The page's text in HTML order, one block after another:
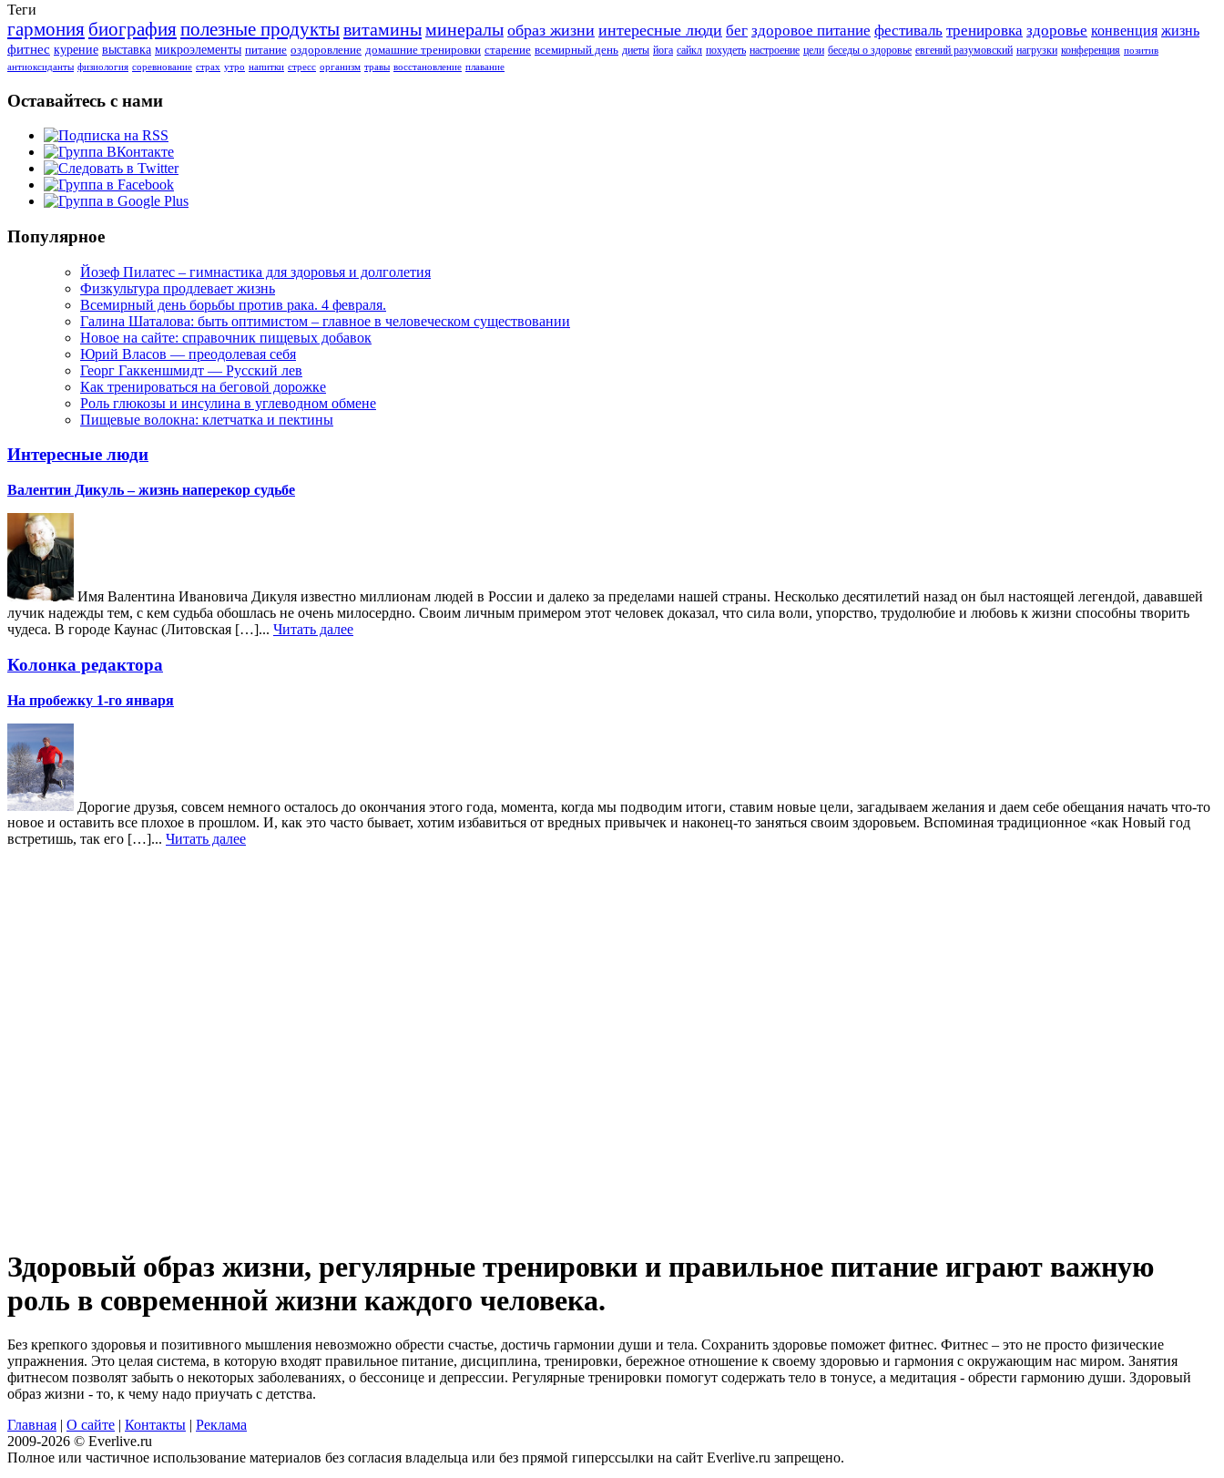
Теги
гармония биографияполезные продуктывитаминыминералы образ жизни интересные люди бег здоровое питание фестиваль тренировка здоровье конвенция жизнь
фитнес курение выставка микроэлементы питание оздоровление домашние тренировки старение всемирный день диеты йога сайкл похудеть настроение цели беседы о здоровье евгений разумовский нагрузки конференция позитив
антиоксиданты физиология соревнование страх утро напитки стресс организм травы восстановление плавание
Оставайтесь с нами
Популярное
Йозеф Пилатес – гимнастика для здоровья и долголетия
Физкультура продлевает жизнь
Всемирный день борьбы против рака. 4 февраля.
Галина Шаталова: быть оптимистом – главное в человеческом существовании
Новое на сайте: справочник пищевых добавок
Юрий Власов — преодолевая себя
Георг Гаккеншмидт — Русский лев
Как тренироваться на беговой дорожке
Роль глюкозы и инсулина в углеводном обмене
Пищевые волокна: клетчатка и пектины
Интересные люди
Валентин Дикуль – жизнь наперекор судьбе
Имя Валентина Ивановича Дикуля известно миллионам людей в России и далеко за пределами нашей страны. Несколько десятилетий назад он был настоящей легендой, дававшей
лучик надежды тем, с кем судьба обошлась не очень милосердно. Своим личным примером этот человек доказал, что сила воли, упорство, трудолюбие и любовь к жизни способны творить
чудеса. В городе Каунас (Литовская […]... Читать далее
Колонка редактора
На пробежку 1-го января
Дорогие друзья, совсем немного осталось до окончания этого года, момента, когда мы подводим итоги, ставим новые цели, загадываем желания и даем себе обещания начать что-то
новое и оставить все плохое в прошлом. И, как это часто бывает, хотим избавиться от вредных привычек и наконец-то заняться своим здоровьем. Вспоминая традиционное «как Новый год
встретишь, так его […]... Читать далее
Здоровый образ жизни, регулярные тренировки и правильное питание играют важную
роль в современной жизни каждого человека.
Без крепкого здоровья и позитивного мышления невозможно обрести счастье, достичь гармонии души и тела. Сохранить здоровье поможет фитнес. Фитнес – это не просто физические
упражнения. Это целая система, в которую входят правильное питание, дисциплина, тренировки, бережное отношение к своему здоровью и гармония с окружающим нас миром. Занятия
фитнесом позволят забыть о некоторых заболеваниях, о бессонице и депрессии. Регулярные тренировки помогут содержать тело в тонусе, а медитация - обрести гармонию души. Здоровый
образ жизни - то, к чему надо приучать с детства.
Главная | О сайте | Контакты | Реклама
2009-2026 © Everlive.ru
Полное или частичное использование материалов без согласия владельца или без прямой гиперссылки на сайт Everlive.ru запрещено.